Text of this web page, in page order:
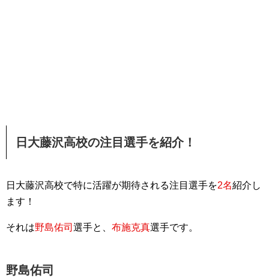
日大藤沢高校の注目選手を紹介！
日大藤沢高校で特に活躍が期待される注目選手を2名紹介し
ます！
それは野島佑司 選手と、 布施克真選手です。
野島佑司